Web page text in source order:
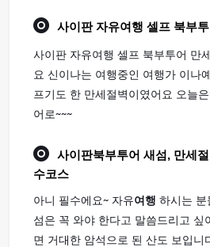
사이판자유여행 셀프 북부
사이판 자유여행 셀프 북부투어 만
요 신이나는 여행중인 여행가 이나
프기도 한 만세절벽이였어요 오늘은
어로~~~
사이판북부투어 새섬, 만세
수코스
아니 필수에요~ 자유여행 하시는 분
섬은 꼭 와야 한다고 말씀드리고 싶
면 거대한 암석으로 된 산도 보입니